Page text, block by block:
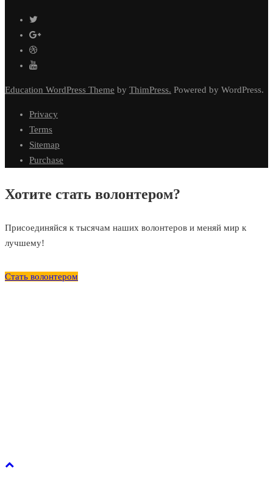
Education WordPress Theme by ThimPress. Powered by WordPress.
Privacy
Terms
Sitemap
Purchase
Хотите стать волонтером?
Присоединяйся к тысячам наших волонтеров и меняй мир к
лучшему!
Стать волонтером